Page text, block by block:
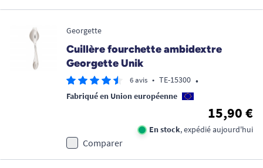
Georgette
Cuillère fourchette ambidextre
Georgette Unik
6 avis • TE-15300 •
Fabriqué en Union européenne
15,90 €
En stock, expédié aujourd'hui
Comparer